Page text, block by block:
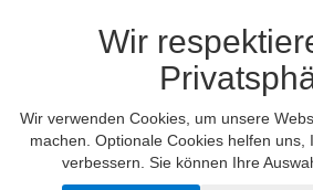
Wir
Wir verwenden Cookies, um unsere
machen. Optionale Cookies helfen uns,
verbessern. Sie können Ihre
Datenschutzerklärung ,